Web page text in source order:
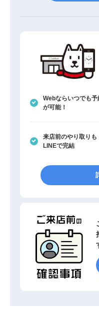
Webならいつでも予
が可能！
来店前のやり取りも
LINEで完結